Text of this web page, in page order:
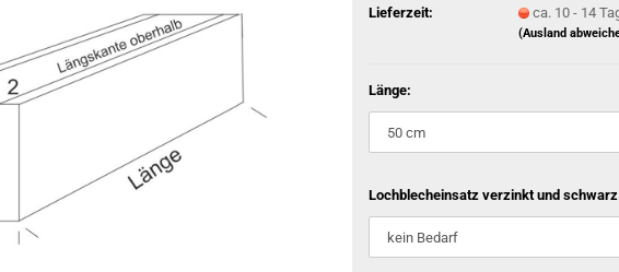
Lieferzeit:
ca. 10 - 14
(Ausland
Länge:
Lochblecheinsatz verzinkt und